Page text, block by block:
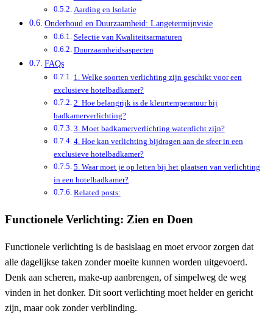
Aarding en Isolatie
Onderhoud en Duurzaamheid: Langetermijnvisie
Selectie van Kwaliteitsarmaturen
Duurzaamheidsaspecten
FAQs
1. Welke soorten verlichting zijn geschikt voor een
exclusieve hotelbadkamer?
2. Hoe belangrijk is de kleurtemperatuur bij
badkamerverlichting?
3. Moet badkamerverlichting waterdicht zijn?
4. Hoe kan verlichting bijdragen aan de sfeer in een
exclusieve hotelbadkamer?
5. Waar moet je op letten bij het plaatsen van verlichting
in een hotelbadkamer?
Related posts:
Functionele Verlichting: Zien en Doen
Functionele verlichting is de basislaag en moet ervoor zorgen dat
alle dagelijkse taken zonder moeite kunnen worden uitgevoerd.
Denk aan scheren, make-up aanbrengen, of simpelweg de weg
vinden in het donker. Dit soort verlichting moet helder en gericht
zijn, maar ook zonder verblinding.